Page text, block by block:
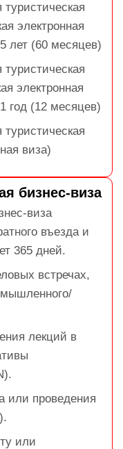
электронная
лет (60 месяцев)
электронная
год (12 месяцев)
виза)
бизнес-виза
виза
въезда и
365 дней.
встречах,
лекций в
или проведения
или